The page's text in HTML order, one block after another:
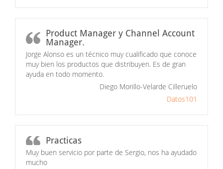
Product Manager y Channel Account
Manager.
Jorge Alonso es un técnico muy cualificado que conoce
muy bien los productos que distribuyen. Es de gran
ayuda en todo momento.
Diego Morillo-Velarde Cilleruelo
Datos101
Practicas
Muy buen servicio por parte de Sergio, nos ha ayudado
mucho